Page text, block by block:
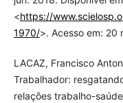
<https://
1970/>. Acesso em: 20
LACAZ, Francisco
Trabalhador:
relações trabalho-